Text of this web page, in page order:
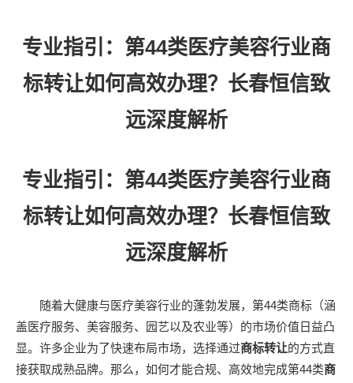
专业指引：第44类医疗美容行业商
标转让如何高效办理？长春恒信致
远深度解析
专业指引：第44类医疗美容行业商
标转让如何高效办理？长春恒信致
远深度解析
随着大健康与医疗美容行业的蓬勃发展，第44类商标（涵
盖医疗服务、美容服务、园艺以及农业等）的市场价值日益凸
显。许多企业为了快速布局市场，选择通过商标转让的方式直
接获取成熟品牌。那么，如何才能合规、高效地完成第44类商